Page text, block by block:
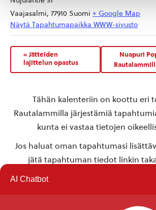
Vaajasalmi, 77910 Suomi + Google Map
Näytä Tapahtumapaikka WWW-sivusto
«Jätteiden
lajittelun opastus
Nuapuri
Tähän kalenteriin on koottu eri
Rautalammilla järjestämiä
kunta ei vastaa tietojen
Jos haluat oman tapahtumasi
jätä tapahtuman tiedot linkin